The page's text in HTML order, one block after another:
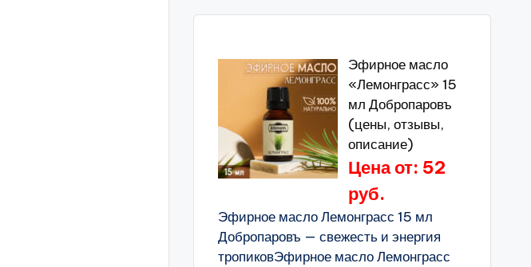
Эфирное масло
«Лемонграсс» 15
мл Добропаровъ
(цены, отзывы,
описание)
Цена от: 52
руб.
Эфирное масло Лемонграсс 15 мл
Добропаровъ — свежесть и энергия
тропиковЭфирное масло Лемонграсс